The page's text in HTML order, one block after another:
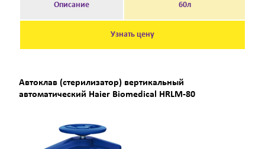
Описание 60л
Узнать цену
Автоклав (стерилизатор) вертикальный
автоматический Haier Biomedical HRLM-80